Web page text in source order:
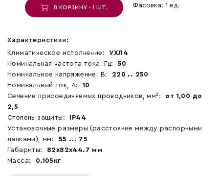
В КОРЗИНУ - 1 ШТ. Фасовка: 1 ед.
Характеристики:
Климатическое исполнение:
УХЛ4
Номинальная частота тока, Гц:
50
Номинальное напряжение, В:
220 .. 250
Номинальный ток, А:
10
Сечение присоединяемых проводников, мм²:
от 1,00 до
2,5
Степень защиты:
IP44
Установочные размеры (расстояние между распорными
лапками), мм:
55 ... 75
Габариты:
82x82x44.7 мм
Масса:
0.105кг